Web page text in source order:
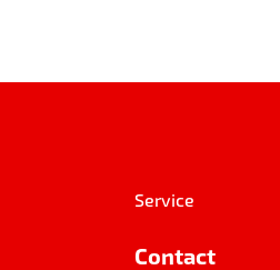
Service
Contact